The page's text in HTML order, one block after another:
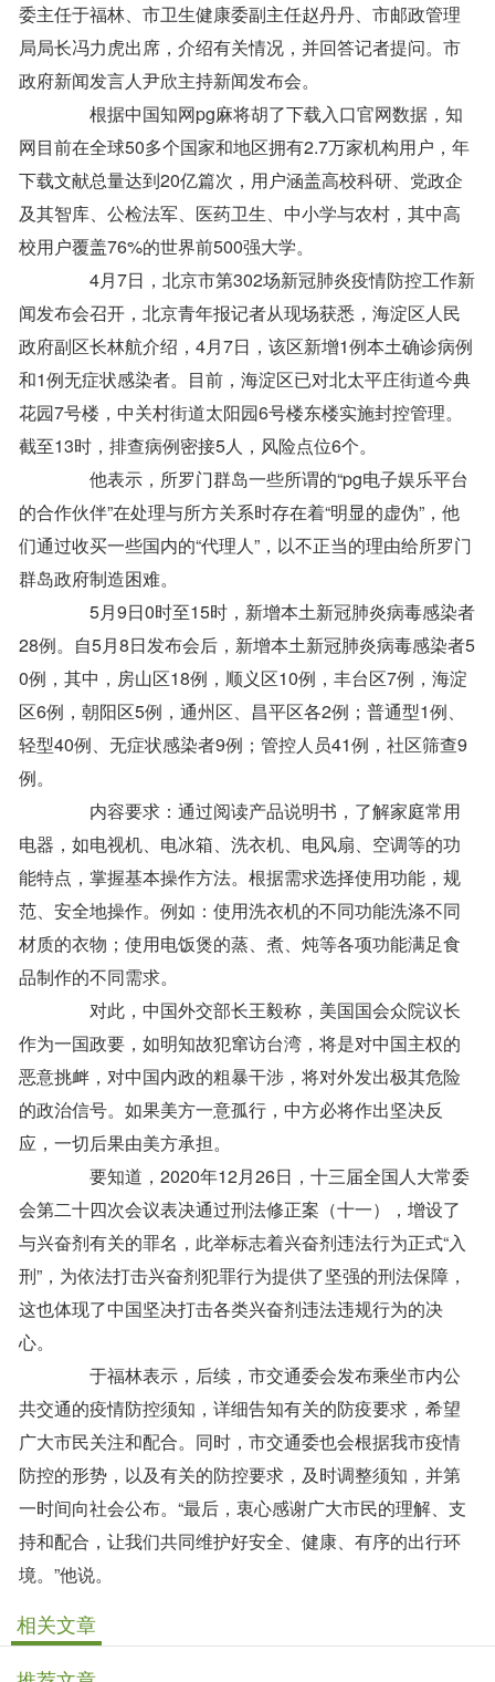
委主任于福林、市卫生健康委副主任赵丹丹、市邮政管理
局局长冯力虎出席，介绍有关情况，并回答记者提问。市
政府新闻发言人尹欣主持新闻发布会。
根据中国知网pg麻将胡了下载入口官网数据，知
网目前在全球50多个国家和地区拥有2.7万家机构用户，年
下载文献总量达到20亿篇次，用户涵盖高校科研、党政企
及其智库、公检法军、医药卫生、中小学与农村，其中高
校用户覆盖76%的世界前500强大学。
4月7日，北京市第302场新冠肺炎疫情防控工作新
闻发布会召开，北京青年报记者从现场获悉，海淀区人民
政府副区长林航介绍，4月7日，该区新增1例本土确诊病例
和1例无症状感染者。目前，海淀区已对北太平庄街道今典
花园7号楼，中关村街道太阳园6号楼东楼实施封控管理。
截至13时，排查病例密接5人，风险点位6个。
他表示，所罗门群岛一些所谓的“pg电子娱乐平台
的合作伙伴”在处理与所方关系时存在着“明显的虚伪”，他
们通过收买一些国内的“代理人”，以不正当的理由给所罗门
群岛政府制造困难。
5月9日0时至15时，新增本土新冠肺炎病毒感染者
28例。自5月8日发布会后，新增本土新冠肺炎病毒感染者5
0例，其中，房山区18例，顺义区10例，丰台区7例，海淀
区6例，朝阳区5例，通州区、昌平区各2例；普通型1例、
轻型40例、无症状感染者9例；管控人员41例，社区筛查9
例。
内容要求：通过阅读产品说明书，了解家庭常用
电器，如电视机、电冰箱、洗衣机、电风扇、空调等的功
能特点，掌握基本操作方法。根据需求选择使用功能，规
范、安全地操作。例如：使用洗衣机的不同功能洗涤不同
材质的衣物；使用电饭煲的蒸、煮、炖等各项功能满足食
品制作的不同需求。
对此，中国外交部长王毅称，美国国会众院议长
作为一国政要，如明知故犯窜访台湾，将是对中国主权的
恶意挑衅，对中国内政的粗暴干涉，将对外发出极其危险
的政治信号。如果美方一意孤行，中方必将作出坚决反
应，一切后果由美方承担。
要知道，2020年12月26日，十三届全国人大常委
会第二十四次会议表决通过刑法修正案（十一），增设了
与兴奋剂有关的罪名，此举标志着兴奋剂违法行为正式“入
刑”，为依法打击兴奋剂犯罪行为提供了坚强的刑法保障，
这也体现了中国坚决打击各类兴奋剂违法违规行为的决
心。
于福林表示，后续，市交通委会发布乘坐市内公
共交通的疫情防控须知，详细告知有关的防疫要求，希望
广大市民关注和配合。同时，市交通委也会根据我市疫情
防控的形势，以及有关的防控要求，及时调整须知，并第
一时间向社会公布。“最后，衷心感谢广大市民的理解、支
持和配合，让我们共同维护好安全、健康、有序的出行环
境。”他说。
相关文章